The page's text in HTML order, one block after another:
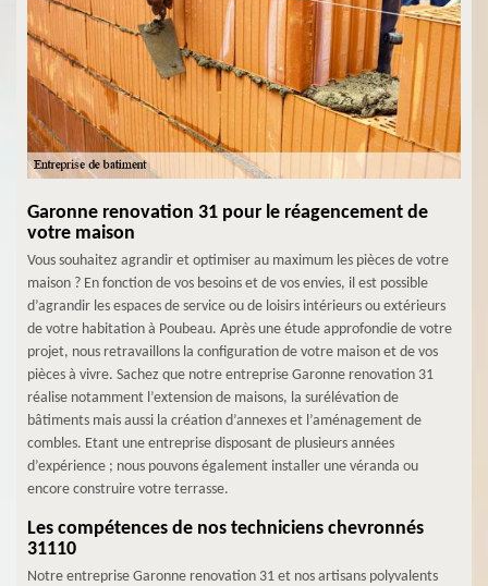
Garonne renovation 31 pour le réagencement de
votre maison
Vous souhaitez agrandir et optimiser au maximum les pièces de votre
maison ? En fonction de vos besoins et de vos envies, il est possible
d’agrandir les espaces de service ou de loisirs intérieurs ou extérieurs
de votre habitation à Poubeau. Après une étude approfondie de votre
projet, nous retravaillons la configuration de votre maison et de vos
pièces à vivre. Sachez que notre entreprise Garonne renovation 31
réalise notamment l’extension de maisons, la surélévation de
bâtiments mais aussi la création d’annexes et l’aménagement de
combles. Etant une entreprise disposant de plusieurs années
d’expérience ; nous pouvons également installer une véranda ou
encore construire votre terrasse.
Les compétences de nos techniciens chevronnés
31110
Notre entreprise Garonne renovation 31 et nos artisans polyvalents